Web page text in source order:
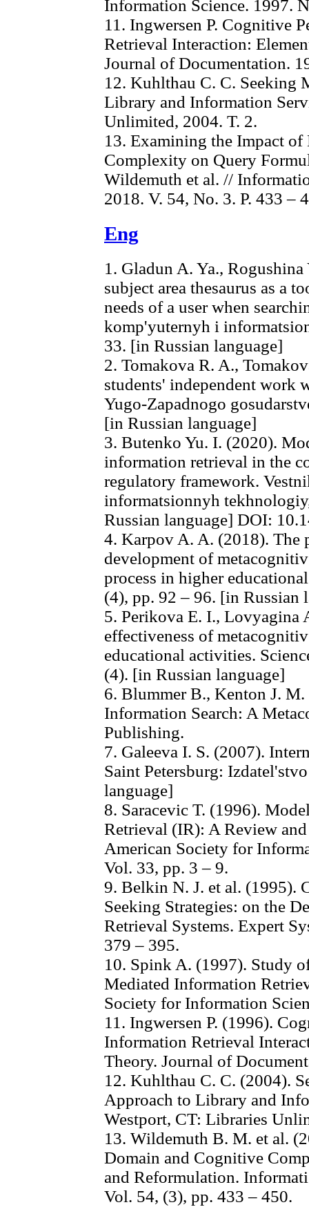
Information Science. 1997.
11. Ingwersen P. Cognitive
Retrieval Interaction:
Journal of Documentation.
12. Kuhlthau C. C. Seeking
Library and Information
Unlimited, 2004. Т. 2.
13. Examining the Impact
Complexity on Query
Wildemuth et al. //
2018. V. 54, No. 3. P. 433 –
Eng
1. Gladun A. Ya.,
subject area thesaurus as a
needs of a user when
komp'yuternyh i
33. [in Russian language]
2. Tomakova R. A.,
students' independent work
Yugo-Zapadnogo
[in Russian language]
3. Butenko Yu. I. (2020).
information retrieval in the
regulatory framework.
informatsionnyh
Russian language] DOI:
4. Karpov A. A. (2018). The
development of
process in higher
(4), pp. 92 – 96. [in Russian
5. Perikova E. I., Lovyagina
effectiveness of
educational activities.
(4). [in Russian language]
6. Blummer B., Kenton J.
Information Search: A
Publishing.
7. Galeeva I. S. (2007).
Saint Petersburg:
language]
8. Saracevic T. (1996).
Retrieval (IR): A Review
American Society for
Vol. 33, pp. 3 – 9.
9. Belkin N. J. et al. (1995).
Seeking Strategies: on the
Retrieval Systems. Expert
379 – 395.
10. Spink A. (1997). Study
Mediated Information
Society for Information
11. Ingwersen P. (1996).
Information Retrieval
Theory. Journal of
12. Kuhlthau C. C. (2004).
Approach to Library and
Westport, CT: Libraries
13. Wildemuth B. M. et al.
Domain and Cognitive
and Reformulation.
Vol. 54, (3), pp. 433 – 450.